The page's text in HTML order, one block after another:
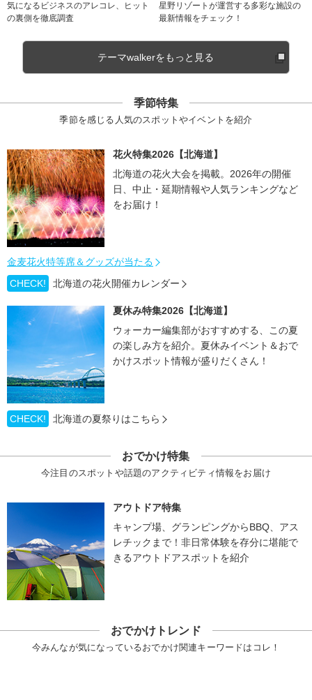
気になるビジネスのアレコレ、ヒット
の裏側を徹底調査
星野リゾートが運営する多彩な施設の
最新情報をチェック！
テーマwalkerをもっと見る
季節特集
季節を感じる人気のスポットやイベントを紹介
花火特集2026【北海道】
北海道の花火大会を掲載。2026年の開催
日、中止・延期情報や人気ランキングなど
をお届け！
金麦花火特等席＆グッズが当たる
CHECK!
北海道の花火開催カレンダー
夏休み特集2026【北海道】
ウォーカー編集部がおすすめする、この夏
の楽しみ方を紹介。夏休みイベント＆おで
かけスポット情報が盛りだくさん！
CHECK! 北海道の夏祭りはこちら
おでかけ特集
今注目のスポットや話題のアクティビティ情報をお届け
アウトドア特集
キャンプ場、グランピングからBBQ、アス
レチックまで！非日常体験を存分に堪能で
きるアウトドアスポットを紹介
おでかけトレンド
今みんなが気になっているおでかけ関連キーワードはコレ！